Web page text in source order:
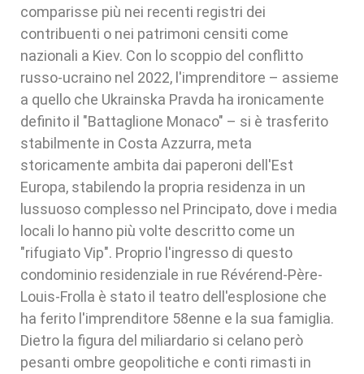
comparisse più nei recenti registri dei
contribuenti o nei patrimoni censiti come
nazionali a Kiev. Con lo scoppio del conflitto
russo-ucraino nel 2022, l'imprenditore – assieme
a quello che Ukrainska Pravda ha ironicamente
definito il "Battaglione Monaco" – si è trasferito
stabilmente in Costa Azzurra, meta
storicamente ambita dai paperoni dell'Est
Europa, stabilendo la propria residenza in un
lussuoso complesso nel Principato, dove i media
locali lo hanno più volte descritto come un
"rifugiato Vip". Proprio l'ingresso di questo
condominio residenziale in rue Révérend-Père-
Louis-Frolla è stato il teatro dell'esplosione che
ha ferito l'imprenditore 58enne e la sua famiglia.
Dietro la figura del miliardario si celano però
pesanti ombre geopolitiche e conti rimasti in